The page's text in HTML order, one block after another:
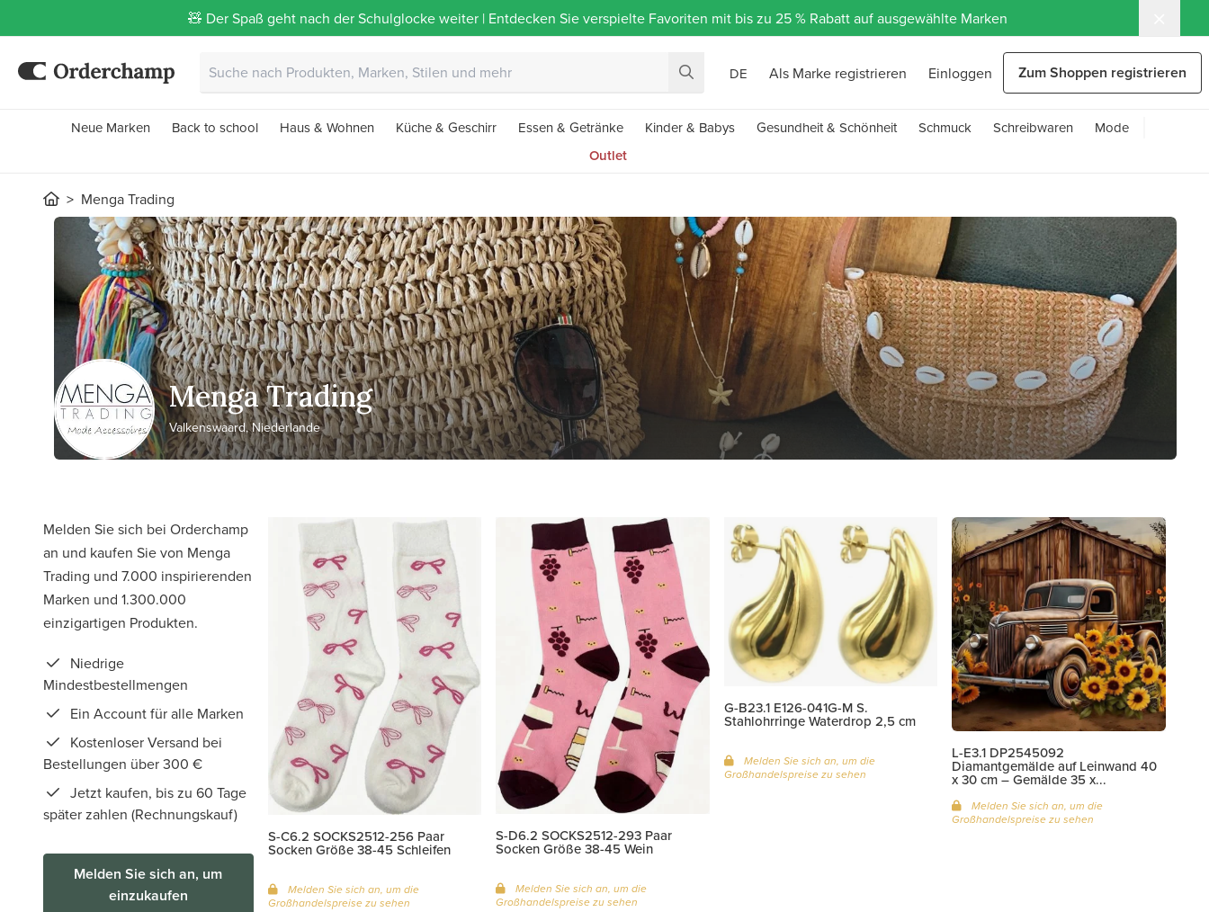
🧸 Der Spaß geht nach der Schulglocke weiter | Entdecken Sie verspielte Favoriten mit bis zu 25 % Rabatt auf ausgewählte Marken
DE Als Marke registrieren Einloggen Zum Shoppen registrieren
Neue Marken Back to school Haus & Wohnen Küche & Geschirr Essen & Getränke Kinder & Babys Gesundheit & Schönheit Schmuck Schreibwaren
Mode
Outlet
Menga Trading
Menga Trading
Valkenswaard, Niederlande
Melden Sie sich bei Orderchamp
an und kaufen Sie von Menga
Trading und 7.000 inspirierenden
Marken und 1.300.000
einzigartigen Produkten.
Niedrige
Mindestbestellmengen
Ein Account für alle Marken
Kostenloser Versand bei
Bestellungen über 300 €
Jetzt kaufen, bis zu 60 Tage
später zahlen (Rechnungskauf)
Melden Sie sich an, um
einzukaufen
S-C6.2 SOCKS2512-256 Paar
Socken Größe 38-45 Schleifen
Melden Sie sich an, um die
Großhandelspreise zu sehen
S-D6.2 SOCKS2512-293 Paar
Socken Größe 38-45 Wein
Melden Sie sich an, um die
Großhandelspreise zu sehen
G-B23.1 E126-041G-M S.
Stahlohrringe Waterdrop 2,5 cm
Melden Sie sich an, um die
Großhandelspreise zu sehen
L-E3.1 DP2545092
Diamantgemälde auf Leinwand 40
x 30 cm – Gemälde 35 x...
Melden Sie sich an, um die
Großhandelspreise zu sehen